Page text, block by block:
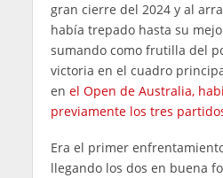
gran cierre del 2024 y al
había trepado hasta su
sumando como frutilla del
victoria en el cuadro
en el Open de Australia,
previamente los tres
Era el primer
llegando los dos en buena